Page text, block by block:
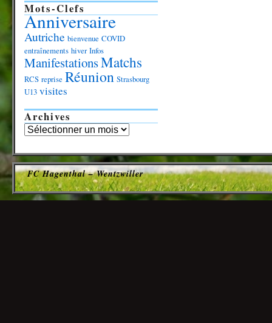
Mots-Clefs
Anniversaire
Autriche bienvenue COVID
entraînements hiver Infos
ManifestationsMatchs
RCS reprise Réunion Strasbourg
U13 visites
Archives
FC Hagenthal – Wentzwiller